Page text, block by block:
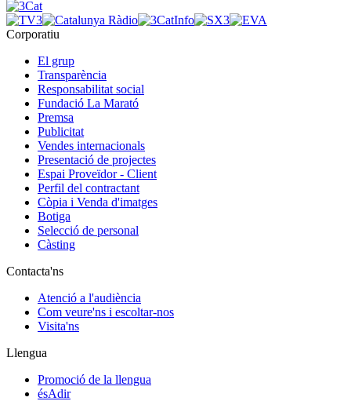
Corporatiu
El grup
Transparència
Responsabilitat social
Fundació La Marató
Premsa
Publicitat
Vendes internacionals
Presentació de projectes
Espai Proveïdor - Client
Perfil del contractant
Còpia i Venda d'imatges
Botiga
Selecció de personal
Càsting
Contacta'ns
Atenció a l'audiència
Com veure'ns i escoltar-nos
Visita'ns
Llengua
Promoció de la llengua
ésAdir